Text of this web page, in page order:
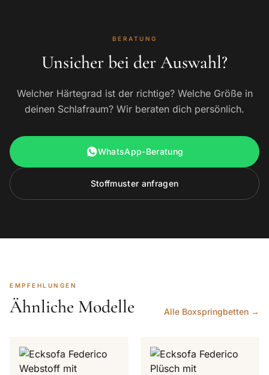
BERATUNG
Unsicher bei der Auswahl?
Welcher Härtegrad ist der richtige? Welche Größe in
deinen Schlafraum? Wir beraten dich persönlich.
WhatsApp-Beratung
Stoffmuster anfragen
EMPFEHLUNGEN
Ähnliche Modelle Alle Boxspringbetten →